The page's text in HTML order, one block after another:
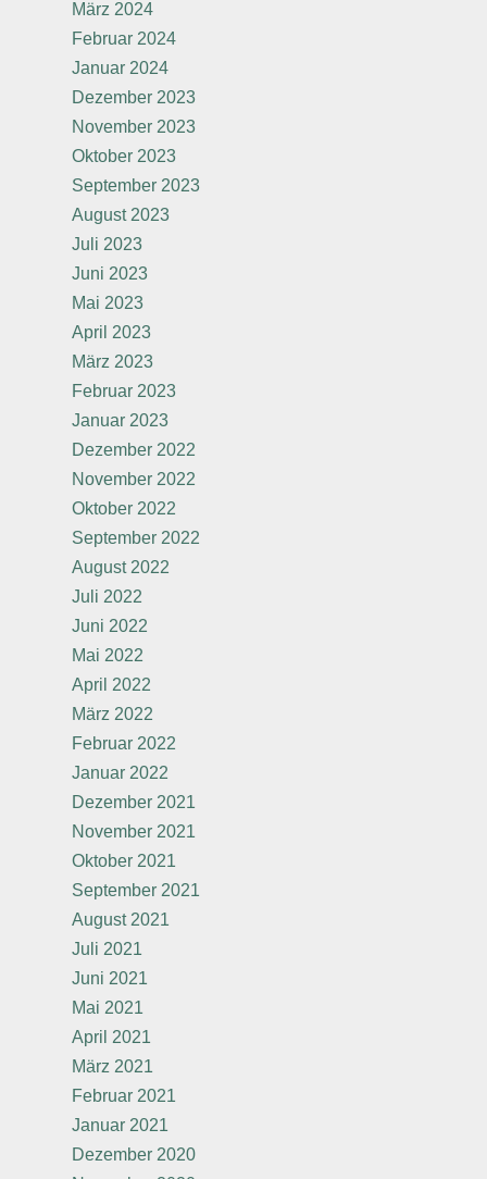
März 2024
Februar 2024
Januar 2024
Dezember 2023
November 2023
Oktober 2023
September 2023
August 2023
Juli 2023
Juni 2023
Mai 2023
April 2023
März 2023
Februar 2023
Januar 2023
Dezember 2022
November 2022
Oktober 2022
September 2022
August 2022
Juli 2022
Juni 2022
Mai 2022
April 2022
März 2022
Februar 2022
Januar 2022
Dezember 2021
November 2021
Oktober 2021
September 2021
August 2021
Juli 2021
Juni 2021
Mai 2021
April 2021
März 2021
Februar 2021
Januar 2021
Dezember 2020